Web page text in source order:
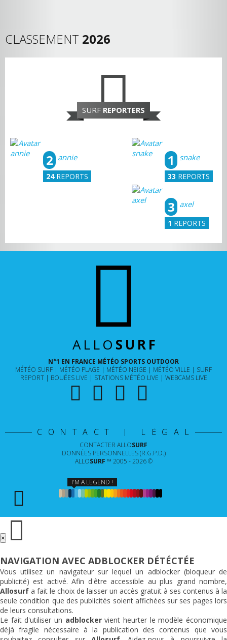
CLASSEMENT 2026
SURF REPORTERS
snake
1
33 REPORTS
annie
2
24REPORTS
axel
3
1 REPORTS
ALLO SURF
N°1 EN FRANCE MÉTÉO SPORTS OUTDOOR
MÉTÉO SURF
MÉTÉO PLAGE MÉTÉO NEIGE MÉTÉO VILLE
SURF
REPORT
BOUÉES LIVE STATIONS MÉTÉO LIVE WEBCAMS LIVE
CONTACT | LÉGAL
CONTACTER ALLOSURF
DONNÉES PERSONNELLES (R.G.P.D.)
ALLOSURF ™ 2005 - 2026 ©
I'M A LEGEND !
×
NAVIGATION AVEC ADBLOCKER DÉTÉCTÉE
Vous utilisez un navigateur sur lequel un adblocker (bloqueur de
publicité) est activé. Afin d'être accessible au plus grand nombre,
Allosurf a fait le choix de laisser un accès gratuit à ses contenus à la
seule condition que des publicités soient affichées sur ses pages lors
de leurs consultations.
Le fait d'utiliser un adblockervient heurter le modèle économique
déjà fragile nécessaire à la publication des contenus que vous